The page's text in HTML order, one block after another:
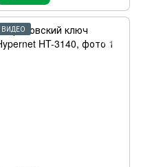
ВИДЕО